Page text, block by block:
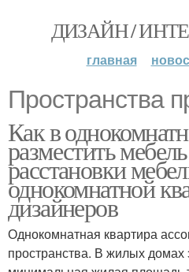
ДИЗАЙН /
главная
Пространства
Как в
разместить
расстановки
однокомнатной
дизайнеров
Однокомнатная квартира
пространства. В жилых домах